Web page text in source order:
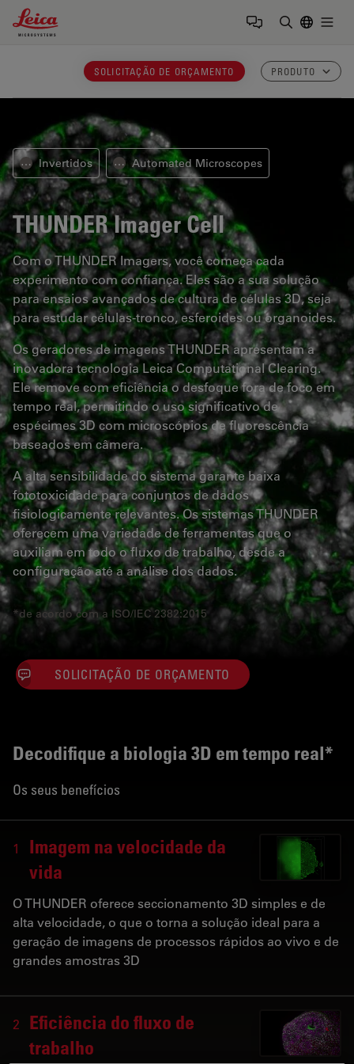
Leica Microsystems Logo
SOLICITAÇÃO DE ORÇAMENTO PRODUTO
⋯ Invertidos ⋯ Automated Microscopes
THUNDER Imager Cell
Com o THUNDER Imagers, você começa cada
experimento com confiança. Eles são a sua solução
para ensaios avançados de cultura de células 3D, seja
para estudar células-tronco, esferoides ou organoides.
Os geradores de imagens THUNDER apresentam a
inovadora tecnologia Leica Computational Clearing.
Ele remove com eficiência o desfoque fora de foco em
tempo real, permitindo o uso significativo de
espécimes 3D com microscópios de fluorescência
baseados em câmera.
A alta sensibilidade do sistema garante baixa
fototoxicidade para conjuntos de dados
fisiologicamente relevantes. Os sistemas THUNDER
oferecem uma variedade de ferramentas que o
auxiliam em todo o fluxo de trabalho, desde a
configuração até a análise dos dados.
*de acordo com a ISO/IEC 2382:2015
SOLICITAÇÃO DE ORÇAMENTO
Decodifique a biologia 3D em tempo real*
Os seus benefícios
1
Imagem na velocidade da
vida
O THUNDER oferece seccionamento 3D simples e de
alta velocidade, o que o torna a solução ideal para a
geração de imagens de processos rápidos ao vivo e de
grandes amostras 3D
2
Eficiência do fluxo de
trabalho